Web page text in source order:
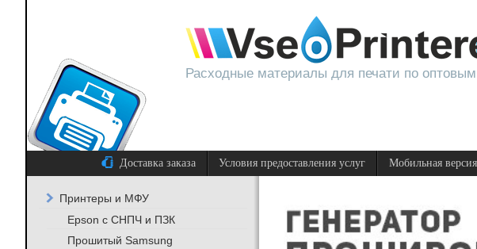
Расходные материалы для печати по
Доставка заказа Условия предоставления услуг Мобильная версия
Принтеры и МФУ
Epson с СНПЧ и ПЗК
Прошитый Samsung